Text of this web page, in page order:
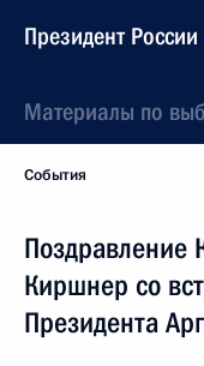
Президент России
Материалы по
События
Поздравление
Киршнер со
Президента